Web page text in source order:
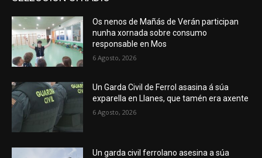
Os nenos de Mañás de Verán participan
nunha xornada sobre consumo
responsable en Mos
6 Agosto, 2026
Un Garda Civil de Ferrol asasina á súa
exparella en Llanes, que tamén era axente
6 Agosto, 2026
Un garda civil ferrolano asesina a súa